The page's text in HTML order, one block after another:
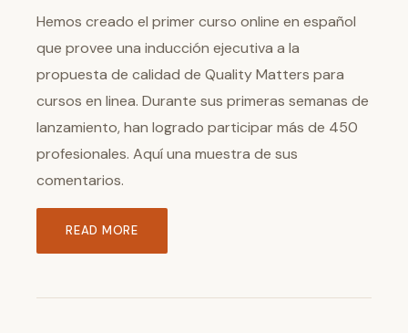
Hemos creado el primer curso online en español
que provee una inducción ejecutiva a la
propuesta de calidad de Quality Matters para
cursos en linea. Durante sus primeras semanas de
lanzamiento, han logrado participar más de 450
profesionales. Aquí una muestra de sus
comentarios.
READ MORE